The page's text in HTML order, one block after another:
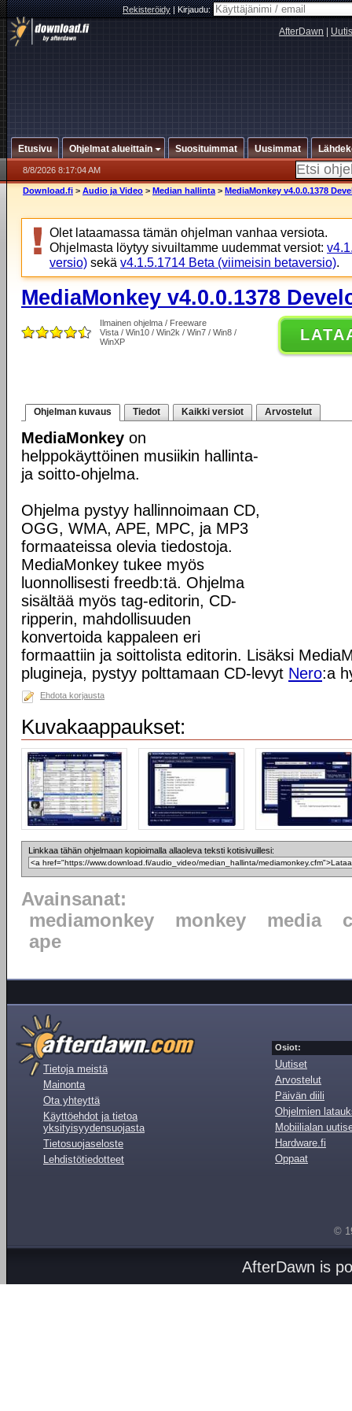
Rekisteröidy|Kirjaudu:
AfterDawn
Etusivu Ohjelmat alueittain Suosituimmat Uusimmat
8/8/2026 8:17:04 AM
Download.fi > Audio ja Video > Median hallinta > MediaMonkey v4.0.0.1378
Olet lataamassa tämän ohjelman vanhaa versiota.
Ohjelmasta löytyy sivuiltamme uudemmat versiot:
versio) sekä v4.1.5.1714 Beta (viimeisin betaversio).
MediaMonkey v4.0.0.1378
Ilmainen ohjelma / Freeware
Vista / Win10 / Win2k / Win7 / Win8 /
WinXP
Ohjelman kuvaus Tiedot Kaikki versiot Arvostelut
MediaMonkey on
helppokäyttöinen musiikin hallinta-
ja soitto-ohjelma.
Ohjelma pystyy hallinnoimaan CD,
OGG, WMA, APE, MPC, ja MP3
formaateissa olevia tiedostoja.
MediaMonkey tukee myös
luonnollisesti freedb:tä. Ohjelma
sisältää myös tag-editorin, CD-
ripperin, mahdollisuuden
konvertoida kappaleen eri
formaattiin ja soittolista editorin. Lisäksi
plugineja, pystyy polttamaan CD-levyt Nero:a
Ehdota korjausta
Kuvakaappaukset:
Linkkaa tähän ohjelmaan kopioimalla allaoleva teksti kotisivuillesi:
Avainsanat:
mediamonkey
monkey media
ape
Tietoja meistä
Mainonta
Ota yhteyttä
Käyttöehdot ja tietoa
yksityisyydensuojasta
Tietosuojaseloste
Lehdistötiedotteet
Osiot:
Uutiset
Arvostelut
Päivän diili
Ohjelmien
Mobiilialan
Hardware.fi
Oppaat
©
AfterDawn is